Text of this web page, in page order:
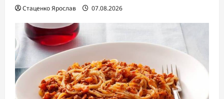
Стаценко Ярослав 07.08.2026